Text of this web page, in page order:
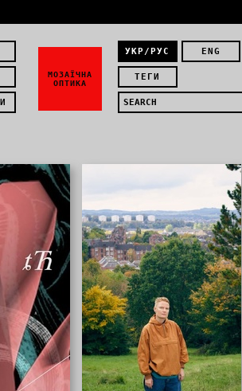
УКР/РУС ENG
ТЕГИ
МОЗАЇЧНА
ОПТИКА